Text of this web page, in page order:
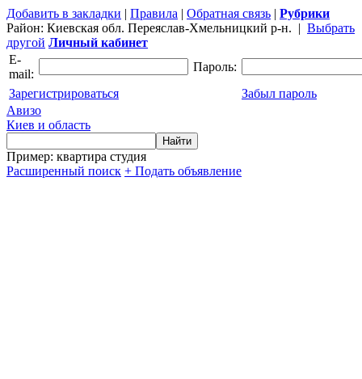
Добавить в закладки | Правила | Обратная связь | Рубрики
Район: Киевская обл. Переяслав-Хмельницкий р-н. | Выбрать
другой Личный кабинет
E-
mail:
Пароль:
Зарегистрироваться
Забыл пароль
Авизо
Киев и область
Пример: квартира студия
Расширенный поиск + Подать объявление